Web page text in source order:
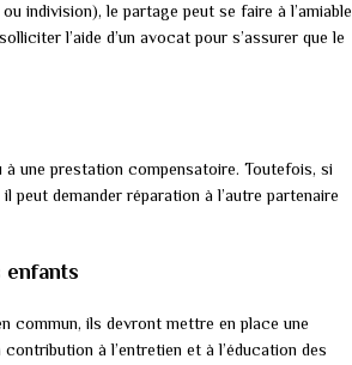
indivision), le partage peut se faire à l’amiable
l’aide d’un avocat pour s’assurer que le
une prestation compensatoire. Toutefois, si
peut demander réparation à l’autre partenaire
enfants
commun, ils devront mettre en place une
à l’entretien et à l’éducation des